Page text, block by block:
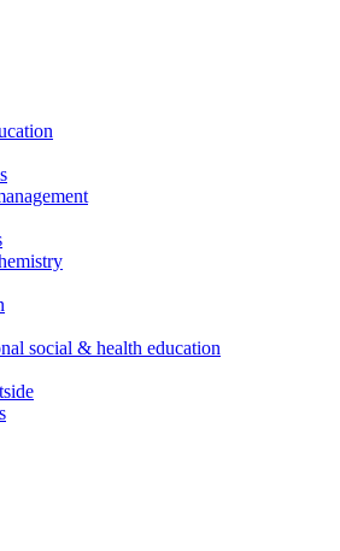
social & health education